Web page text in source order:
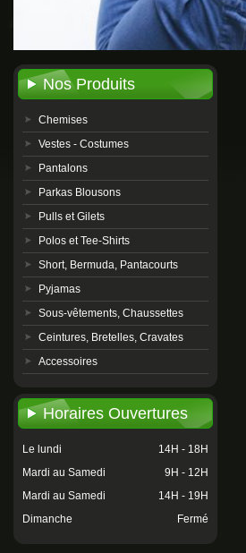
Nos Produits
Chemises
Vestes - Costumes
Pantalons
Parkas Blousons
Pulls et Gilets
Polos et Tee-Shirts
Short, Bermuda, Pantacourts
Pyjamas
Sous-vêtements, Chaussettes
Ceintures, Bretelles, Cravates
Accessoires
Horaires Ouvertures
Le lundi
14H - 18H
Mardi au Samedi
9H - 12H
Mardi au Samedi
14H - 19H
Dimanche
Fermé